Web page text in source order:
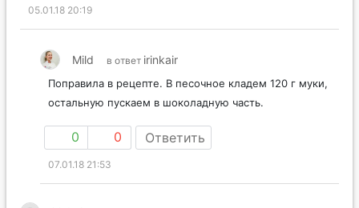
05.01.18 20:19
Mild в ответ irinkair
Поправила в рецепте. В песочное кладем 120 г муки,
остальную пускаем в шоколадную часть.
0 0 Ответить
07.01.18 21:53